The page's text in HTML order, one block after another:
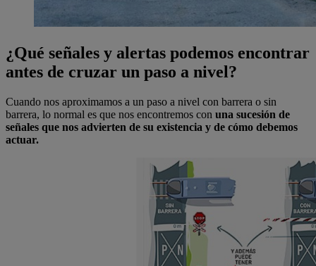
¿Qué señales y alertas podemos encontrar
antes de cruzar un paso a nivel?
Cuando nos aproximamos a un paso a nivel con barrera o sin
barrera, lo normal es que nos encontremos con una sucesión de
señales que nos advierten de su existencia y de cómo debemos
actuar.